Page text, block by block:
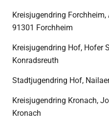
Kreisjugendring
91301 Forchheim
Kreisjugendring Hof, Hofer
Konradsreuth
Stadtjugendring Hof,
Kreisjugendring Kronach,
Kronach